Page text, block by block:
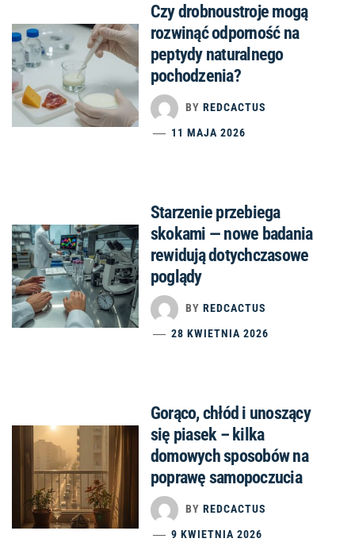
Czy drobnoustroje mogą
rozwinąć odporność na
peptydy naturalnego
pochodzenia?
BY REDCACTUS
11 MAJA 2026
Starzenie przebiega
skokami — nowe badania
rewidują dotychczasowe
poglądy
BY REDCACTUS
28 KWIETNIA 2026
Gorąco, chłód i unoszący
się piasek – kilka
domowych sposobów na
poprawę samopoczucia
BY REDCACTUS
9 KWIETNIA 2026